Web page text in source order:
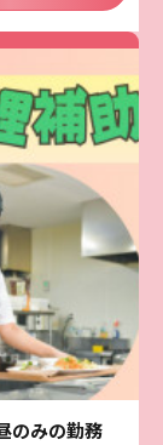
のみの勤務